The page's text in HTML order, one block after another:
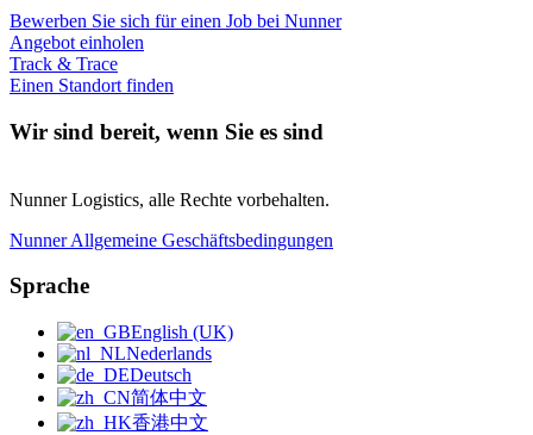
Bewerben Sie sich für einen Job bei Nunner
Angebot einholen
Track & Trace
Einen Standort finden
Wir sind bereit, wenn Sie es sind
Nunner Logistics, alle Rechte vorbehalten.
Nunner Allgemeine Geschäftsbedingungen
Sprache
English (UK)
Nederlands
Deutsch
简体中文
香港中文